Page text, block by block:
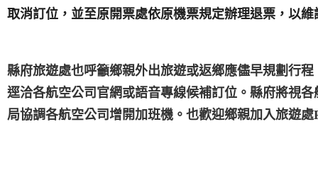
取消訂位，並至原開票處依原機票規定辦理退票，以
縣府旅遊處也呼籲鄉親外出旅遊或返鄉應儘早規劃行
逕洽各航空公司官網或語音專線候補訂位。縣府將視
局協調各航空公司增開加班機。也歡迎鄉親加入旅遊處